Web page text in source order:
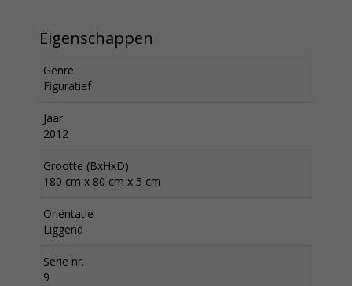
Eigenschappen
Genre
Figuratief
Jaar
2012
Grootte (BxHxD)
180 cm x 80 cm x 5 cm
Oriëntatie
Liggend
Serie nr.
9